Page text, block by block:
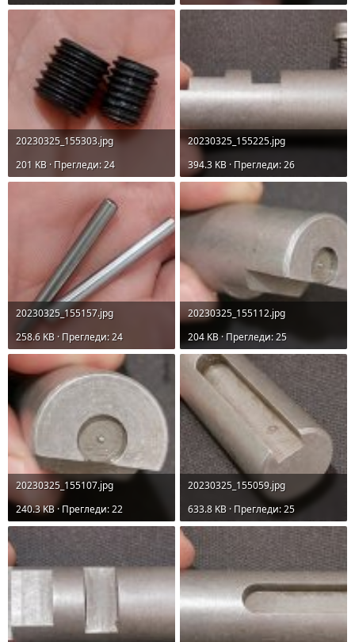
20230325_155303.jpg
201 KB · Прегледи: 24
20230325_155225.jpg
394.3 KB · Прегледи: 26
20230325_155157.jpg
258.6 KB · Прегледи: 24
20230325_155112.jpg
204 KB · Прегледи: 25
20230325_155107.jpg
240.3 KB · Прегледи: 22
20230325_155059.jpg
633.8 KB · Прегледи: 25